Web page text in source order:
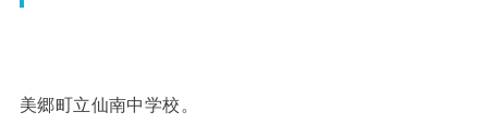
美郷町立仙南中学校。